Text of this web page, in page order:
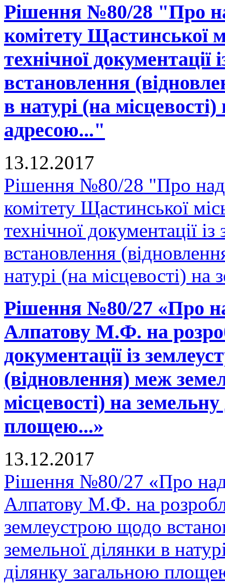
Рішення №80/28 "Про
комітету Щастинської
технічної
встановлення
в натурі (на
адресою..."
13.12.2017
Рішення №80/28 "Про
комітету Щастинської
технічної документації
встановлення
натурі (на місцевості)
Рішення №80/27 «Про
Алпатову М.Ф. на
документації із
(відновлення) меж
місцевості) на
площею...»
13.12.2017
Рішення №80/27 «Про
Алпатову М.Ф. на
землеустрою щодо
земельної ділянки в
ділянку загальною